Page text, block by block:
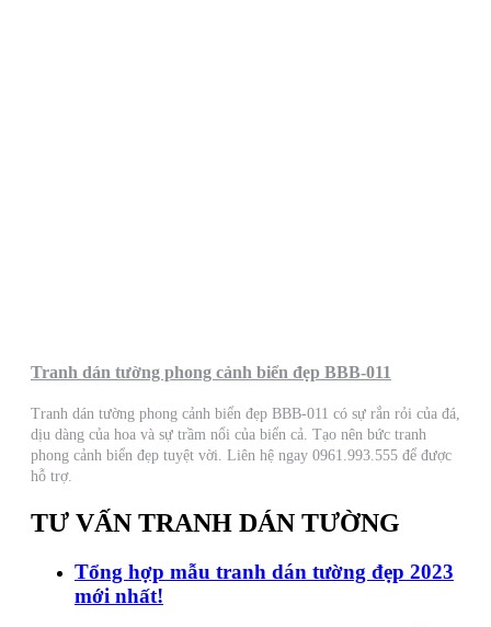
Tranh dán tường phong cảnh biển đẹp BBB-011
Tranh dán tường phong cảnh biển đẹp BBB-011 có sự rắn rỏi của đá,
dịu dàng của hoa và sự trầm nổi của biển cả. Tạo nên bức tranh
phong cảnh biển đẹp tuyệt vời. Liên hệ ngay 0961.993.555 để được
hỗ trợ.
TƯ VẤN TRANH DÁN TƯỜNG
Tổng hợp mẫu tranh dán tường đẹp 2023
mới nhất!